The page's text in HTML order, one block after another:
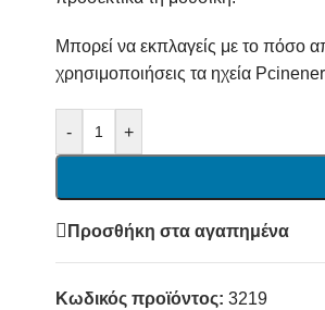
Μπορεί να εκπλαγείς με το πόσο
χρησιμοποιήσεις τα ηχεία
- +
Προσθήκη στα αγαπημένα
Κωδικός προϊόντος: 3219